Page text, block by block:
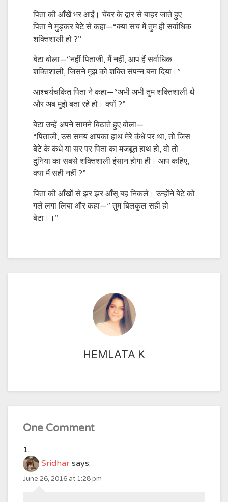
पिता की आँखें भर आईं। चेंबर के द्वार से बाहर जाते हुए
पिता ने मुड़कर बेटे से कहा—“क्या सच में तुम ही सर्वाधिक
शक्तिशाली हो ?”
बेटा बोला—“नहीं पिताजी, मैं नहीं, आप हैं सर्वाधिक
शक्तिशाली, जिसने मुझ को शक्ति संपन्न बना दिया।”
आश्चर्यचकित पिता ने कहा—“अभी अभी तुम शक्तिशाली थे
और अब मुझे बता रहे हो। क्यों ?”
बेटा उन्हें अपने सामने बिठाते हुए बोला—
“पिताजी, उस समय आपका हाथ मेरे कंधे पर था, तो जिस
बेटे के कंधे या सर पर पिता का मजबूत हाथ हो, वो तो
दुनिया का सबसे शक्तिशाली इंसान होगा ही। आप कहिए,
क्या मैं सही नहीं ?”
पिता की आँखों से झर झर आँसू बह निकले। उन्होंने बेटे को
गले लगा लिया और कहा—” तुम बिलकुल सही हो
बेटा।।”
HEMLATA K
One Comment
Sridhar says:
June 26, 2016 at 1:28 pm